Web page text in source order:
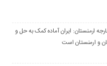
ارمنستان: ایران آماده کمک به حل و
و ارمنستان است